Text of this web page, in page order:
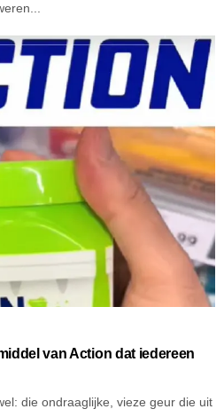
van Action dat iedereen
die ondraaglijke, vieze geur die uit